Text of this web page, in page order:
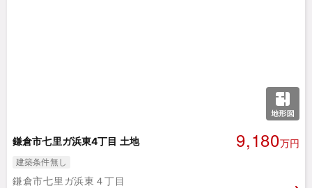
鎌倉市七里ガ浜東4丁目 土地 9,180万円
建築条件無し
鎌倉市七里ガ浜東４丁目